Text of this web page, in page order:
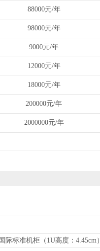
88000元/年
98000元/年
9000元/年
12000元/年
18000元/年
200000元/年
2000000元/年
际标准机柜（1U高度：4.45cm）